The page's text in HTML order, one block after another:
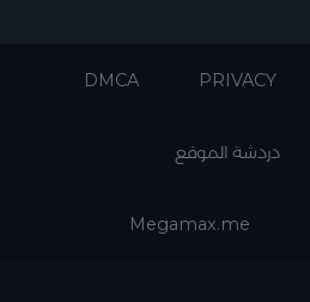
PRIVACY
DMCA
دردشة الموقع
Megamax.me